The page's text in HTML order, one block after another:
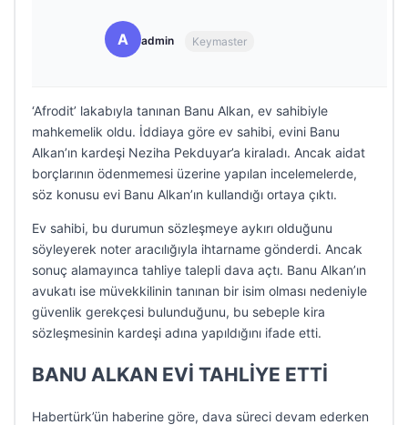
A admin Keymaster
‘Afrodit’ lakabıyla tanınan Banu Alkan, ev sahibiyle
mahkemelik oldu. İddiaya göre ev sahibi, evini Banu
Alkan’ın kardeşi Neziha Pekduyar’a kiraladı. Ancak aidat
borçlarının ödenmemesi üzerine yapılan incelemelerde,
söz konusu evi Banu Alkan’ın kullandığı ortaya çıktı.
Ev sahibi, bu durumun sözleşmeye aykırı olduğunu
söyleyerek noter aracılığıyla ihtarname gönderdi. Ancak
sonuç alamayınca tahliye talepli dava açtı. Banu Alkan’ın
avukatı ise müvekkilinin tanınan bir isim olması nedeniyle
güvenlik gerekçesi bulunduğunu, bu sebeple kira
sözleşmesinin kardeşi adına yapıldığını ifade etti.
BANU ALKAN EVİ TAHLİYE ETTİ
Habertürk’ün haberine göre, dava süreci devam ederken